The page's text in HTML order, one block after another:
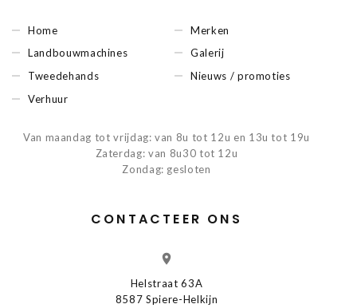
Home
Landbouwmachines
Tweedehands
Verhuur
Merken
Galerij
Nieuws / promoties
Van maandag tot vrijdag: van 8u tot 12u en 13u tot 19u
Zaterdag: van 8u30 tot 12u
Zondag: gesloten
CONTACTEER ONS
Helstraat 63A
8587 Spiere-Helkijn